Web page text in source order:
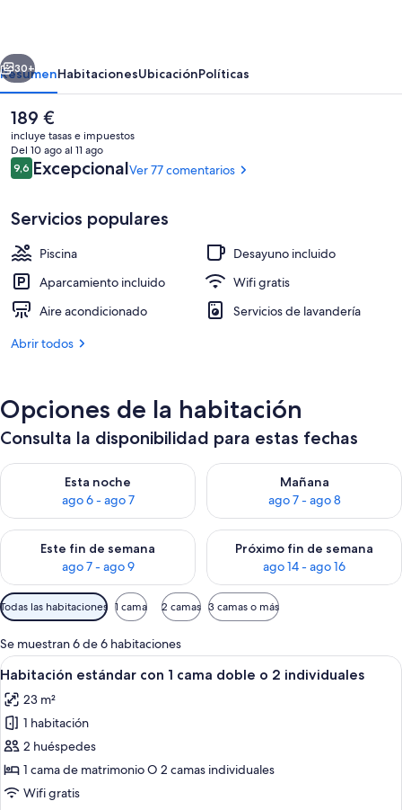
Exterior
Siguiente
30+
ResumenHabitacionesUbicaciónPolíticas
El
precio
actual
es
de
189 €
incluye tasas e impuestos
Del 10 ago al 11 ago
Comentarios
9,69,6 de 10
ExcepcionalVer 77 comentarios
Servicios populares
Piscina
Desayuno incluido
Aparcamiento incluido
Wifi gratis
Aire acondicionado
Servicios de lavandería
Abrir todos
Opciones de la habitación
Consulta la disponibilidad para estas fechas
Esta noche
ago 6 - ago 7
Consulta la disponibilidad para esta noche, ago 6 - ago 7
Mañana
ago 7 - ago 8
Consulta la disponibilidad
Este fin de semana
ago 7 - ago 9
Consulta la disponibilidad para este fin de semana, ago 7 -
Próximo fin de semana
ago 14 - ago 16
Consulta la disponibilidad
Filtros
disponibles
para
las
habitaciones
Todas las habitaciones 1 cama 2 camas 3 camas o más
Se muestran 6 de 6 habitaciones
Abrir
todas
las
fotos
de
Habitación
estándar
Habitación de hotel con una cama
8
Habitación estándar con 1 cama doble o 2 individuales
23 m²
1 habitación
2 huéspedes
1 cama de matrimonio O 2 camas individuales
Wifi gratis